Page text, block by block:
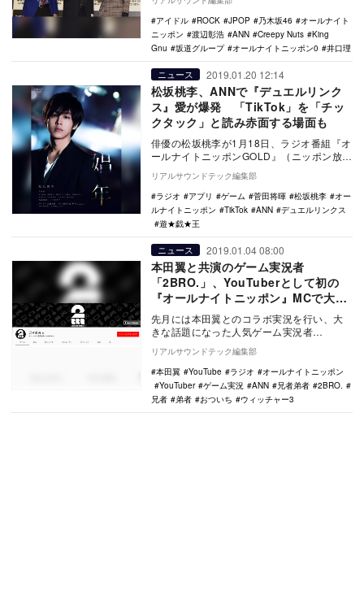
見が、本日3月13…
アイドル
ROCK JPOP 乃木坂46
オールナイト
ニッポン
渡辺彰浩 ANN Creepy Nuts
King
Gnu
坂道グループ オールナイトニッポン0 井口理
ニュース 2019.01.20 12:14
松坂桃李、ANNで『デュエルリンク
ス』愛が爆発 「TikTok」を「チッ
クタック」と読み赤面する場面も
俳優の松坂桃李が1月18日、ラジオ番組『オ
ールナイトニッポンGOLD』（ニッポン放
送）のパーソナリティを務め、大好きな
『遊★戯★…
リアルサウンドテック編集部
ラジオ
アプリ ゲーム 菅田将暉 松坂桃李
オー
ルナイトニッポン
TikTok ANN
デュエルリンクス
遊★戯★王
ニュース 2019.01.04 08:00
本田翼と共演のゲーム実況者
「2BRO.」、YouTuberとして初の
『オールナイトニッポン』MCで大暴
れ
先月には本田翼とのコラボ実況を行い、大
きな話題になった人気ゲーム実況者
「2BRO.」。2日の深夜に放送された伝統の
ラジオ番組『オ…
リアルサウンドテック編集部
本田翼
YouTube ラジオ
オールナイトニッポン
YouTuber
ゲーム実況 ANN 兄者弟者
2BRO.
兄者
弟者 おついち ウィッチャー3